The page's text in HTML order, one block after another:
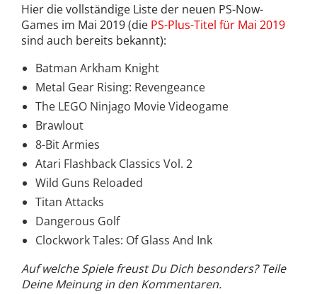
Hier die vollständige Liste der neuen PS-Now-
Games im Mai 2019 (die PS-Plus-Titel für Mai 2019
sind auch bereits bekannt):
Batman Arkham Knight
Metal Gear Rising: Revengeance
The LEGO Ninjago Movie Videogame
Brawlout
8-Bit Armies
Atari Flashback Classics Vol. 2
Wild Guns Reloaded
Titan Attacks
Dangerous Golf
Clockwork Tales: Of Glass And Ink
Auf welche Spiele freust Du Dich besonders? Teile
Deine Meinung in den Kommentaren.